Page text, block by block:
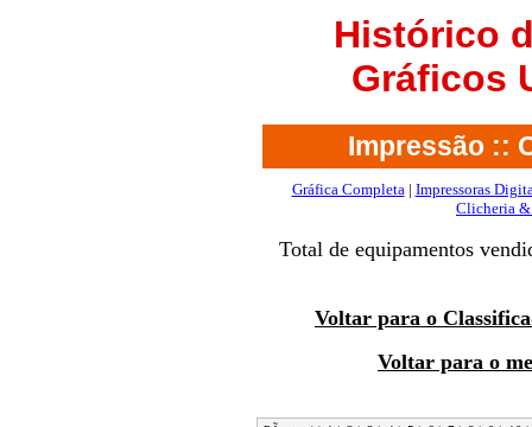
Histórico
Gráficos
Impressão ::
Gráfica Completa| Impressoras
Clicheria
Total de equipamentos
Voltar para o
Voltar para o